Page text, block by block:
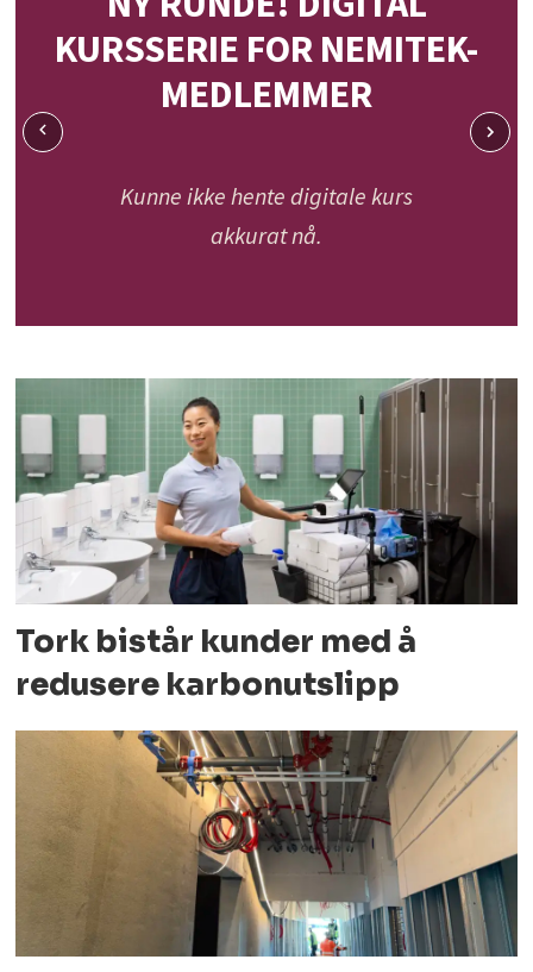
KURSSERIE FOR NEMITEK-
MEDLEMMER
Kunne ikke hente digitale kurs
akkurat nå.
Tork bistår kunder med å
redusere karbonutslipp